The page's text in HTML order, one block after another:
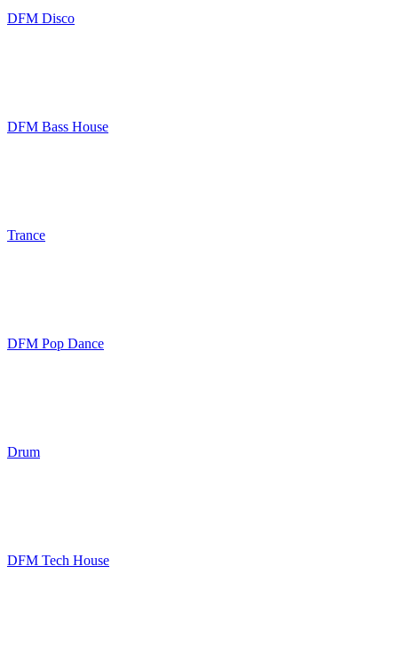
DFM Disco
DFM Bass House
Trance
DFM Pop Dance
Drum
DFM Tech House